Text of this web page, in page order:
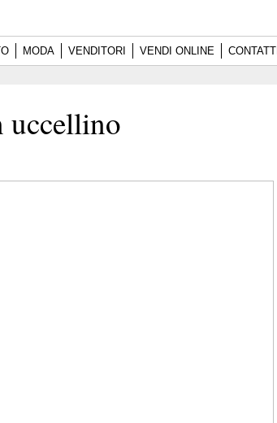
MODA VENDITORI VENDI ONLINE CONTATTI
uccellino